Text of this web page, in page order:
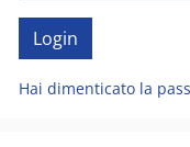
Hai dimenticato la